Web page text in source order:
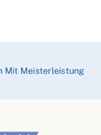
Mit Meisterleistung